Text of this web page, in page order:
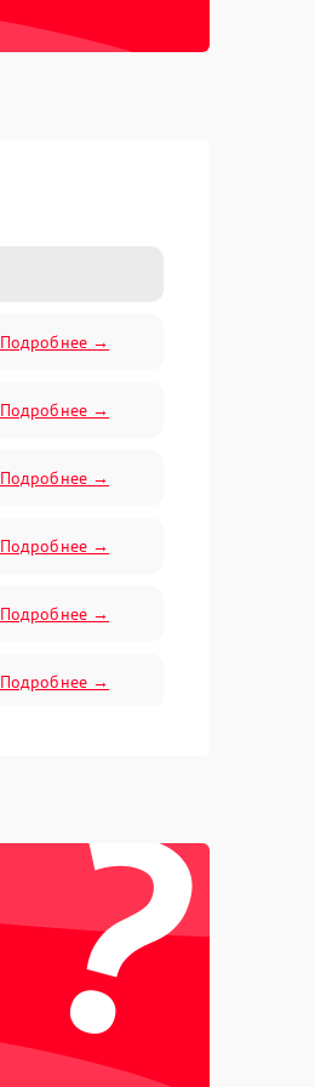
Подробнее →
Подробнее →
Подробнее →
Подробнее →
Подробнее →
Подробнее →
?